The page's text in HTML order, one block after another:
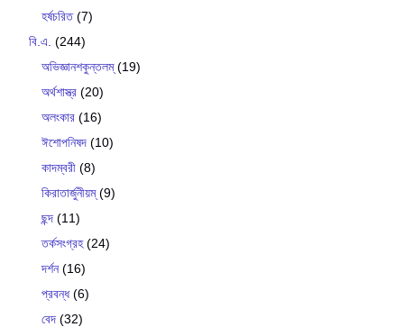
হর্ষচরিত(7)
বি.এ. (244)
অভিজ্ঞানশকুন্তলম্(19)
অর্থশাস্ত্র (20)
অলংকার (16)
ঈশোপনিষদ (10)
কাদম্বরী (8)
কিরাতার্জুনীয়ম্(9)
ছন্দ (11)
তর্কসংগ্রহ(24)
দর্শন(16)
প্রবন্ধ(6)
বেদ (32)